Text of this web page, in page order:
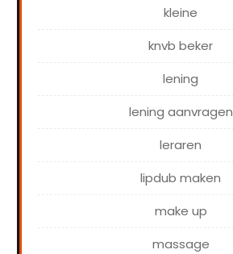
kleine
knvb beker
lening
lening aanvragen
leraren
lipdub maken
make up
massage